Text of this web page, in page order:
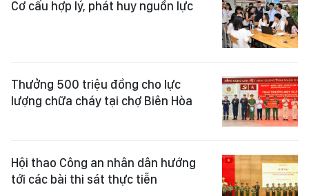
Cơ cấu hợp lý, phát huy nguồn lực
Thưởng 500 triệu đồng cho lực
lượng chữa cháy tại chợ Biên Hòa
Hội thao Công an nhân dân hướng
tới các bài thi sát thực tiễn